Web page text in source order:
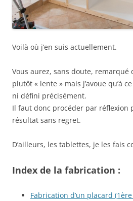
Voilà où j’en suis actuellement.
Vous aurez, sans doute, remarqué
plutôt « lente » mais j’avoue qu’à
ni défini précisément.
Il faut donc procéder par réflexion
résultat sans regret.
D’ailleurs, les tablettes, je les fais
Index de la fabrication :
Fabrication d’un placard